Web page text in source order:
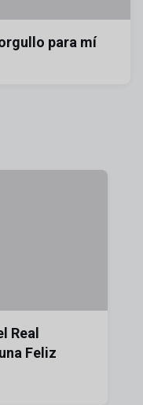
para mí
Real
Feliz